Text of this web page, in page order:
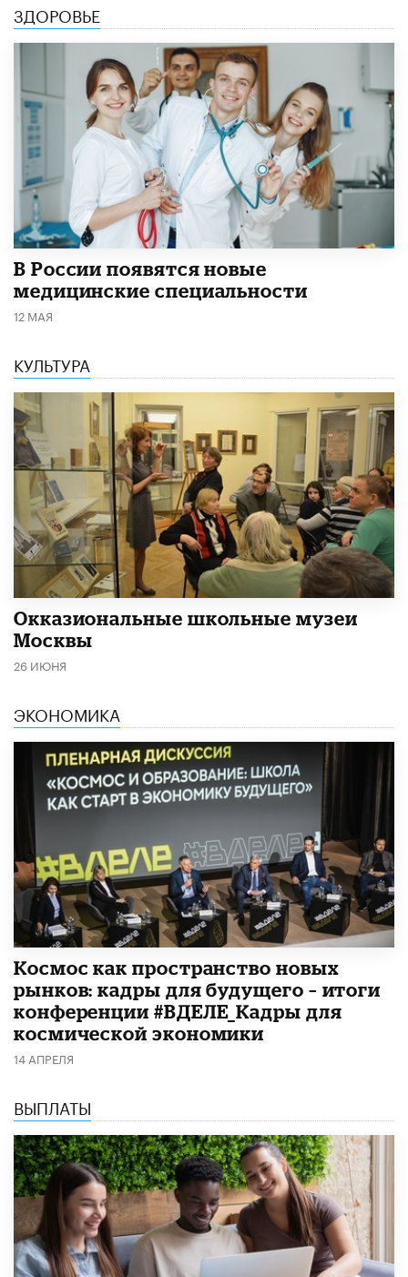
ЗДОРОВЬЕ
В России появятся новые
медицинские специальности
12 МАЯ
КУЛЬТУРА
​Окказиональные школьные музеи
Москвы
26 ИЮНЯ
ЭКОНОМИКА
Космос как пространство новых
рынков: кадры для будущего – итоги
конференции #ВДЕЛЕ_Кадры для
космической экономики
14 АПРЕЛЯ
ВЫПЛАТЫ